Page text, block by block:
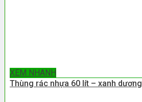
XEM NHANH
Thùng rác nhựa 60 lít – xanh dương